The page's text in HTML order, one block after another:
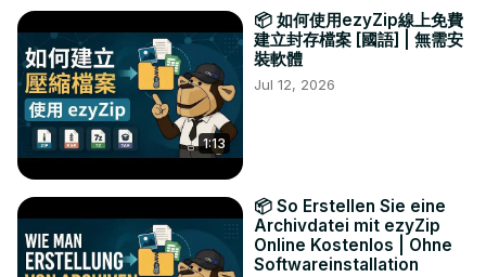
1:13
📦 如何使用ezyZip線上免費
建立封存檔案 [國語] | 無需安
裝軟體
Jul 12, 2026
📦 So Erstellen Sie eine
Archivdatei mit ezyZip
Online Kostenlos | Ohne
Softwareinstallation